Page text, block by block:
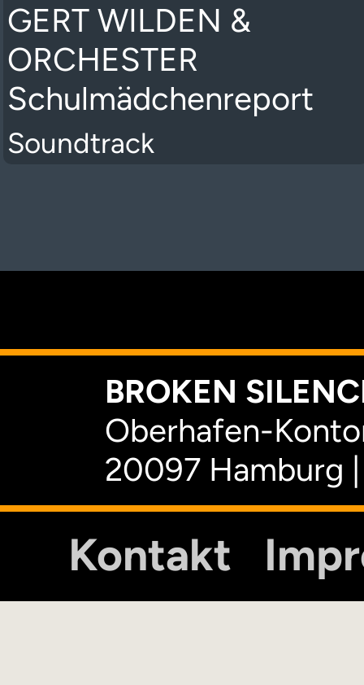
GERT WILDEN &
ORCHESTER
Schulmädchenreport
Soundtrack
BROKEN
Oberhafen-
20097 Hamburg
Kontakt